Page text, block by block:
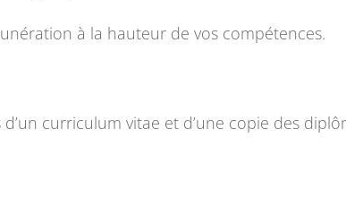
à la hauteur de vos compétences.
curriculum vitae et d’une copie des